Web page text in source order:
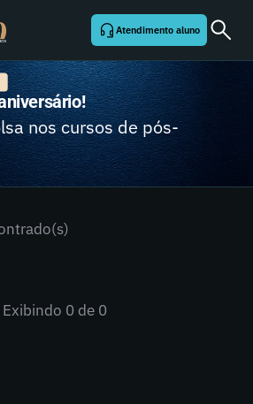
Atendimento aluno
nos cursos de pós-
Exibindo 0 de 0